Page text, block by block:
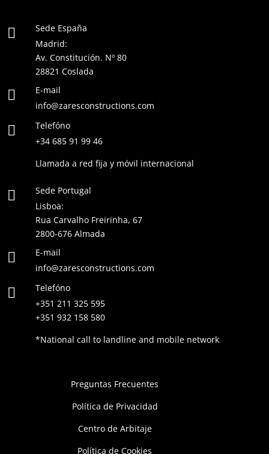

Sede España
Madrid:
Av. Constitución. Nº 80
28821 Coslada

E-mail
info@zaresconstructions.com

Telefóno
+34 685 91 99 46
Llamada a red fija y móvil internacional

Sede Portugal
Lisboa:
Rua Carvalho Freirinha, 67
2800-676 Almada

E-mail
info@zaresconstructions.com

Telefóno
+351 211 325 595
+351 932 158 580
*National call to landline and mobile network
Preguntas Frecuentes
Política de Privacidad
Centro de Arbitaje
Política de Cookies